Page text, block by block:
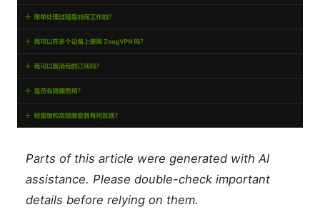
Parts of this article were generated with AI
assistance. Please double-check important
details before relying on them.